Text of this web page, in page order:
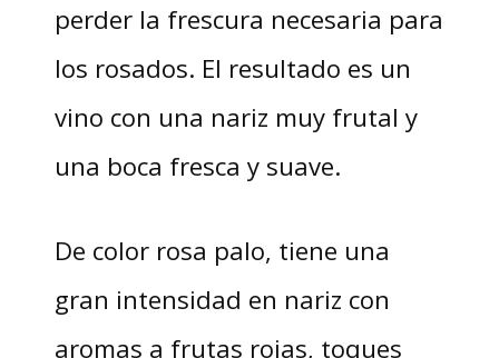
perder la frescura necesaria para
los rosados. El resultado es un
vino con una nariz muy frutal y
una boca fresca y suave.
De color rosa palo, tiene una
gran intensidad en nariz con
aromas a frutas rojas, toques